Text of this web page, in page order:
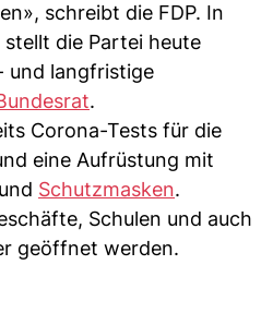
schreibt die FDP. In
die Partei heute
und langfristige
.
Corona-Tests für die
eine Aufrüstung mit
Schutzmasken.
Schulen und auch
geöffnet werden.